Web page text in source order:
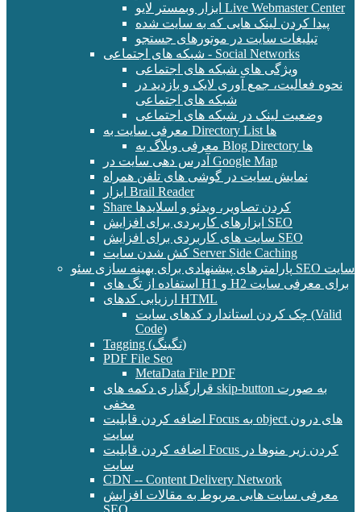
ابزار وبمستر لایو Live Webmaster Center
پیدا کردن لینک هایی که به سایت شده
تبلیغات سایت در موتورهای جستجو
شبکه های اجتماعی - Social Networks
ویژگی های شبکه های اجتماعی
نحوه فعالیت، جمع آوری لایک و بازدید در
شبکه های اجتماعی
وضعیت لینک در شبکه های اجتماعی
معرفی سایت به Directory List ها
معرفی وبلاگ به Blog Directory ها
آدرس دهی سایت در Google Map
نمایش سایت در گوشی های تلفن همراه
ابزار Brail Reader
Share کردن تصاویر، ویدئو و اسلایدها
ابزارهای کاربردی برای افزایش SEO
سایت های کاربردی برای افزایش SEO
کش شدن سایت Server Side Caching
پارامترهای پیشنهادی برای بهینه سازی سئو SEO سایت
استفاده از تگ های H1 و H2 برای معرفی سایت
ارزیابی کدهای HTML
چک کردن استاندارد کدهای سایت (Valid
Code)
Tagging (تگینگ)
PDF File Seo
MetaData File PDF
قرارگذاری دکمه های skip-button به صورت
مخفی
اضافه کردن قابلیت Focus به object های درون
سایت
اضافه کردن قابلیت Focus کردن زیر منوها در
سایت
CDN -- Content Delivery Network
معرفی سایت هایی مربوط به مقالات افزایش
SEO